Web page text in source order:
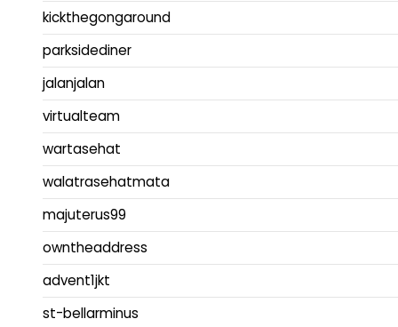
kickthegongaround
parksidediner
jalanjalan
virtualteam
wartasehat
walatrasehatmata
majuterus99
owntheaddress
advent1jkt
st-bellarminus